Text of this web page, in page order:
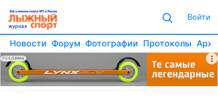
Войти
Новости Форум Фотографии Протоколы
РЕКЛАМА